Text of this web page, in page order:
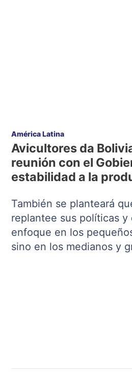
América Latina
Avicultores da
reunión con el
estabilidad a la
También se planteará
replantee sus políticas y
enfoque en los
sino en los medianos y